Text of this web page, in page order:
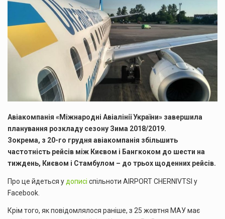
Авіакомпанія «Міжнародні Авіалінії України» завершила
планування розкладу сезону Зима 2018/2019.
Зокрема, з 20-го грудня авіакомпанія збільшить
частотність рейсів між Києвом і Бангкоком до шести на
тиждень, Києвом і Стамбулом – до трьох щоденних рейсів.
Про це йдеться у дописі спільноти AIRPORT CHERNIVTSI у
Facebook.
Крім того, як повідомлялося раніше, з 25 жовтня МАУ має